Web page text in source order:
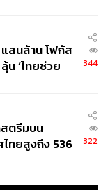
แสนล้าน โฟกัส
น ‘ไทยช่วย
344
ตรีมบน
ทยสูงถึง 536
322